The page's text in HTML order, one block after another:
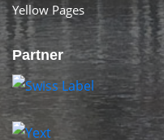
Yellow Pages
Partner